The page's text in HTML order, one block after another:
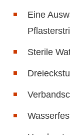
Eine
Sterile